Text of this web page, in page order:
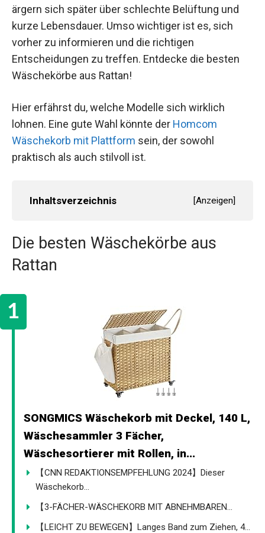
ärgern sich später über schlechte Belüftung und
kurze Lebensdauer. Umso wichtiger ist es, sich
vorher zu informieren und die richtigen
Entscheidungen zu treffen. Entdecke die besten
Wäschekörbe aus Rattan!
Hier erfährst du, welche Modelle sich wirklich
lohnen. Eine gute Wahl könnte der Homcom
Wäschekorb mit Plattform sein, der sowohl
praktisch als auch stilvoll ist.
Inhaltsverzeichnis [Anzeigen]
Die besten Wäschekörbe aus
Rattan
SONGMICS Wäschekorb mit Deckel, 140 L,
Wäschesammler 3 Fächer,
Wäschesortierer mit Rollen, in...
【CNN REDAKTIONSEMPFEHLUNG 2024】Dieser
Wäschekorb...
【3-FÄCHER-WÄSCHEKORB MIT ABNEHMBAREN...
【LEICHT ZU BEWEGEN】Langes Band zum Ziehen, 4...